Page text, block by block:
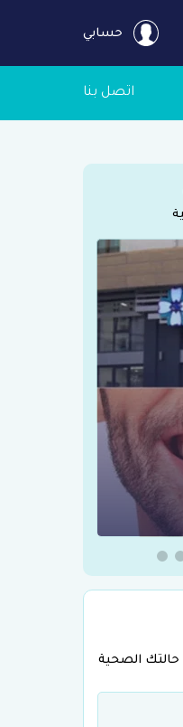
حسابي
اتصل بنا
حالتك الصحية